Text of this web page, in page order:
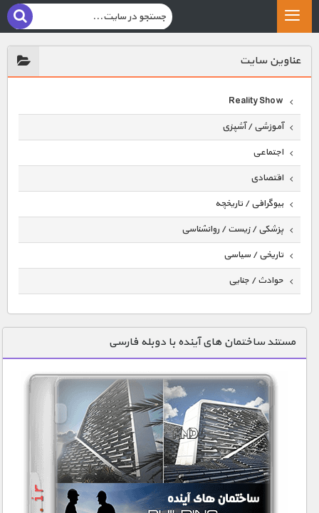
عناوين سايت
Reality Show
آموزشی / آشپزی
اجتماعی
اقتصادی
بیوگرافی / تاریخچه
پزشکی / زیست / روانشناسی
تاریخی / سیاسی
حوادث / جنایی
دنیای خوراکی ها
زمین شناسی / محیط زیست
سازه/ معماری/ مهندسی
سرگرمی
شناخت کودکان
طبیعت
علم و فناوری
مستند ساختمان های آینده با دوبله فارسی